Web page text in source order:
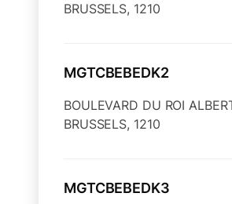
BRUSSELS, 1210
MGTCBEBEDK2
BOULEVARD DU ROI
BRUSSELS, 1210
MGTCBEBEDK3